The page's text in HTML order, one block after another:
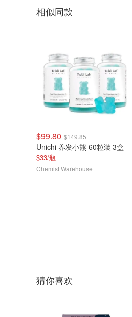
相似同款
$99.80 $149.85
Unichi 养发小熊 60粒装 3盒
$33/瓶
Chemist Warehouse
猜你喜欢